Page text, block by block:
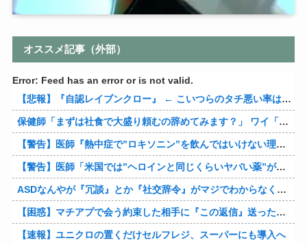
オススメ記事（外部）
Error: Feed has an error or is not valid.
【悲報】『自認レイブンクロー』 ← こいつらのタチ悪い率は異常
保健師「まずは社食で大盛り頼むの辞めてみます？」 ワイ「…食っちゃいけないものを売ってるのか？」
【警告】医師『熱中症で”ロキソニン”を飲んではいけない理由がこれ』
【警告】医師「米国では”ヘロインと同じくらいヤバい薬”が日本では平気で処方されてる」
ASDなんやが『冗談』とか『社交辞令』がマジでわからなくて怖い
【困惑】マチアプで会う約束した相手に『この返信』送ったらブロックされたんやが…
【速報】ユニクロの置くだけセルフレジ、スーパーにも導入へ